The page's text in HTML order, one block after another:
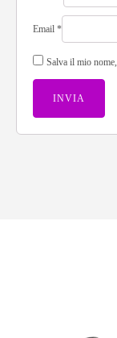
Email *
Salva il mio